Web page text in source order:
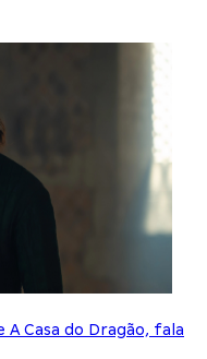
Casa do Dragão, fala